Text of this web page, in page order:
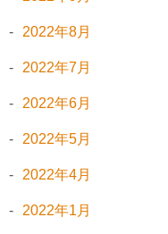
2022年8月
2022年7月
2022年6月
2022年5月
2022年4月
2022年1月